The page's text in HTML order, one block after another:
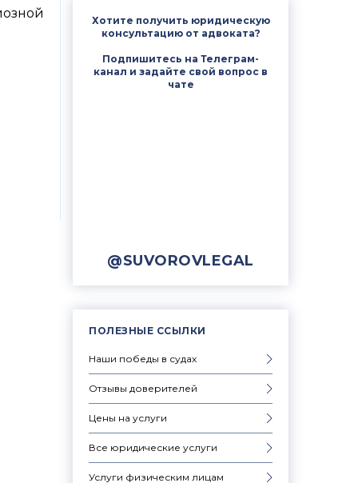
Хотите получить юридическую
консультацию от адвоката?
Подпишитесь на Телеграм-
канал и задайте свой вопрос в
чате
@SUVOROVLEGAL
ПОЛЕЗНЫЕ ССЫЛКИ
Наши победы в судах
Отзывы доверителей
Цены на услуги
Все юридические услуги
Услуги физическим лицам